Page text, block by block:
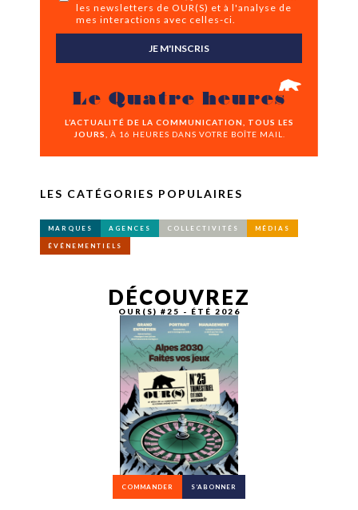
les newsletters de OUR(S) et à l'analyse de
mes interactions avec celles-ci.
JE M'INSCRIS
Le Quatre heures
L’ACTUALITÉ DE LA COMMUNICATION, TOUS LES
JOURS,
À 16 HEURES DANS VOTRE BOÎTE MAIL.
LES CATÉGORIES POPULAIRES
MARQUES AGENCES COLLECTIVITÉS MÉDIAS
ÉVÉNEMENTIELS
DÉCOUVREZ
OUR(S) #25 - ÉTÉ 2026
COMMANDER S’ABONNER